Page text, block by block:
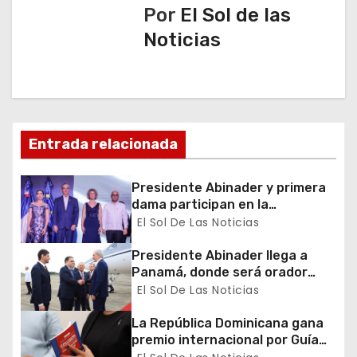
n
d
e
e
n
t
r
Por El Sol de las
Noticias
Entrada relacionada
Presidente Abinader y primera
dama participan en la
celebración de la Fiesta
Nacional de Francia
El Sol De Las Noticias
Presidente Abinader llega a
Panamá, donde será orador
principal del Congreso Mundial
de Zonas Francas
El Sol De Las Noticias
La República Dominicana gana
premio internacional por Guía